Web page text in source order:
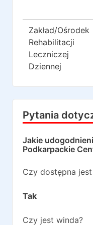
Zakład/Ośrodek
Rehabilitacji
Leczniczej
Dziennej
Pytania
Jakie
Podkarpackie
Czy dostępna
Tak
Czy jest winda?